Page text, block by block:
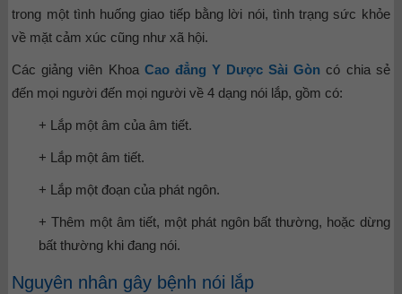
trong một tình huống giao tiếp bằng lời nói, tình trạng sức khỏe
về mặt cảm xúc cũng như xã hội.
Các giảng viên Khoa Cao đẳng Y Dược Sài Gòn có chia sẻ
đến mọi người đến mọi người về 4 dạng nói lắp, gồm có:
+ Lắp một âm của âm tiết.
+ Lắp một âm tiết.
+ Lắp một đoạn của phát ngôn.
+ Thêm một âm tiết, một phát ngôn bất thường, hoặc dừng
bất thường khi đang nói.
Nguyên nhân gây bệnh nói lắp